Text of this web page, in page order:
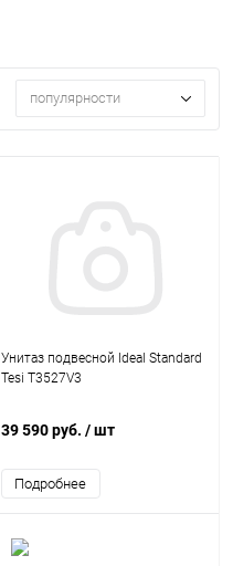
популярности
Унитаз подвесной Ideal Standard
Tesi T3527V3
39 590 руб. / шт
Подробнее